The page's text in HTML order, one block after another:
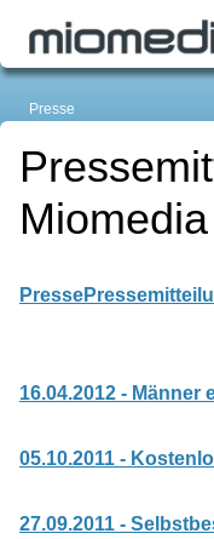
Presse
Presse
16.04.2012 - Männer
05.10.2011 -
27.09.2011 -